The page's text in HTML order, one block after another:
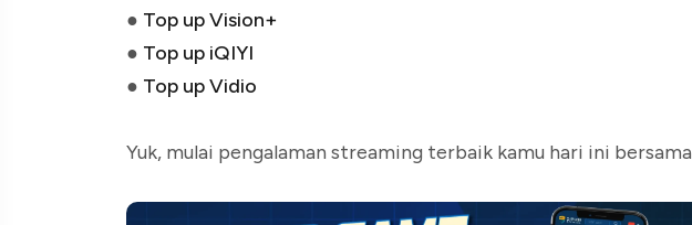
● Top up Vision+
● Top up iQIYI
● Top up Vidio
Yuk, mulai pengalaman streaming terbaik kamu hari ini bersama